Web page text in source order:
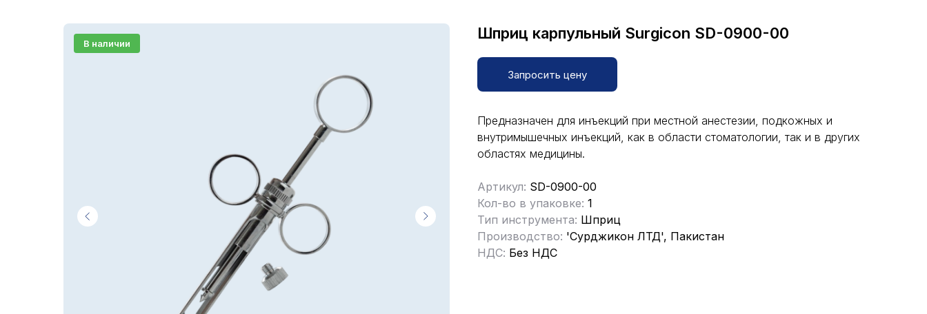
Шприц карпульный Surgicon SD-0900-00
Запросить цену
Предназначен для инъекций при местной анестезии, подкожных и
внутримышечных инъекций, как в области стоматологии, так и в других
областях медицины.
Артикул: SD-0900-00
Кол-во в упаковке: 1
Тип инструмента: Шприц
Производство: 'Сурджикон ЛТД', Пакистан
НДС: Без НДС